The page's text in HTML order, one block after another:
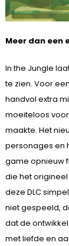
Meer dan een
In the Jungle
te zien. Voor
handvol extra
moeiteloos
maakte. Het
personages en
game opnieuw
die het
deze DLC
niet gespeeld,
dat de
met liefde en